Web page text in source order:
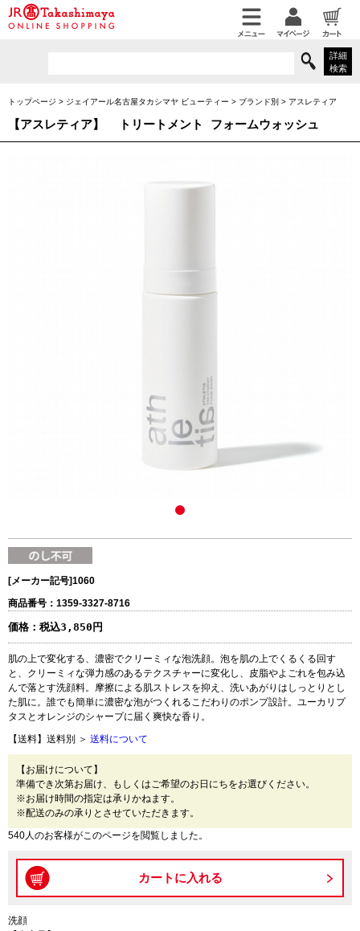
詳細
検索
トップページ > ジェイアール名古屋タカシマヤ ビューティー > ブランド別 > アスレティア
【アスレティア】 トリートメント フォームウォッシュ
[メーカー記号]1060
商品番号：1359-3327-8716
価格： 税込3,850円
肌の上で変化する、濃密でクリーミィな泡洗顔。泡を肌の上でくるくる回す
と、クリーミィな弾力感のあるテクスチャーに変化し、皮脂やよごれを包み込
んで落とす洗顔料。摩擦による肌ストレスを抑え、洗いあがりはしっとりとし
た肌に。誰でも簡単に濃密な泡がつくれるこだわりのポンプ設計。ユーカリプ
タスとオレンジのシャープに届く爽快な香り。
【送料】送料別 ＞ 送料について
【お届けについて】
準備でき次第お届け、もしくはご希望のお日にちをお選びください。
※お届け時間の指定は承りかねます。
※配送のみの承りとさせていただきます。
540人のお客様がこのページを閲覧しました。
洗顔